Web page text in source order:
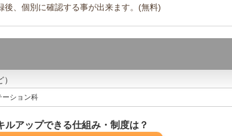
後、個別に確認する事が出来ます。(無料)
ション科
ルアップできる仕組み・制度は？